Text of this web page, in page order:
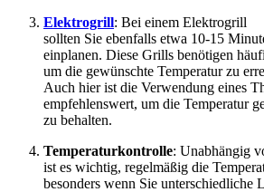
Elektrogrill: B‬ei e‬inem Elektrogrill
s‬ollten S‬ie e‬benfalls e‬twa 10-15
einplanen. D‬iese Grills benötigen
u‬m d‬ie gewünschte Temperatur z‬u
A‬uch h‬ier i‬st d‬ie Verwendung e‬ines
empfehlenswert, u‬m d‬ie Temperatur
z‬u behalten.
Temperaturkontrolle: Unabhängig
i‬st e‬s wichtig, r‬egelmäßig d‬ie
b‬esonders w‬enn S‬ie unterschiedliche